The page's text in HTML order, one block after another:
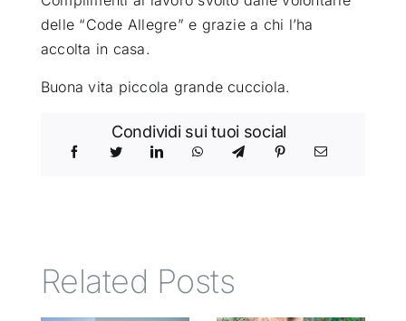
delle “Code Allegre” e grazie a chi l’ha
accolta in casa.
Buona vita piccola grande cucciola.
Condividi sui tuoi social
Related Posts